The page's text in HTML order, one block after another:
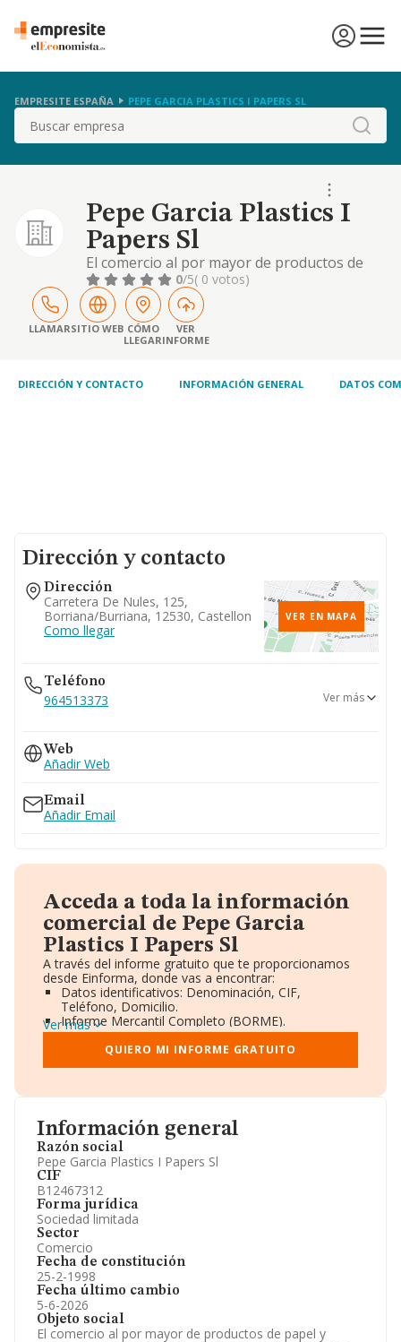
EMPRESITE ESPAÑA PEPE GARCIA PLASTICS I PAPERS SL
Buscar
Pepe Garcia Plastics I
Papers Sl
El comercio al por mayor de productos de
papel y carton. la compraventa de anexos de
hosteleria, tales como cuberterias, vajillas,
cristalerias y menaje.
0/5( 0 votos)
LLAMARSITIO WEB CÓMO
LLEGAR
VER
INFORME
DIRECCIÓN Y CONTACTO INFORMACIÓN GENERAL DATOS
Información general
Razón social
Pepe Garcia Plastics I Papers Sl
CIF
B12467312
Forma jurídica
Sociedad limitada
Sector
Comercio
Fecha de constitución
25-2-1998
Fecha último cambio
5-6-2026
Objeto social
El comercio al por mayor de productos de papel y
Dirección y contacto
Dirección
Carretera De Nules, 125,
Borriana/burriana, 12530, Castellon
Como llegar
VER EN MAPA
Teléfono
964513373
964512374
Ver más
Web
Añadir Web
Email
Añadir Email
Acceda a toda la información
comercial de Pepe Garcia
Plastics I Papers Sl
A través del informe gratuito que te proporcionamos
desde Einforma, donde vas a encontrar:
Datos identificativos: Denominación, CIF,
Teléfono, Domicilio.
Informe Mercantil Completo (BORME).
Gráficos de Evolución Ventas y Empleados.
Consejo de Administración y Administradores.
Directivos y Ejecutivos.
Información oficial y registral complementaria.
Ver más
QUIERO MI INFORME GRATUITO